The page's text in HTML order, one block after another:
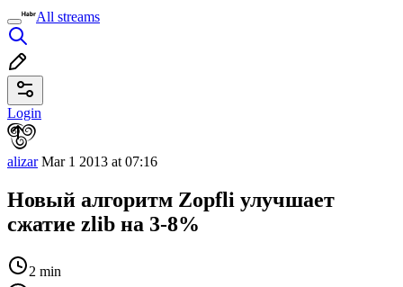
All streams
Login
alizarMar 1 2013 at 07:16
Новый алгоритм Zopfli улучшает
сжатие zlib на 3-8%
2 min